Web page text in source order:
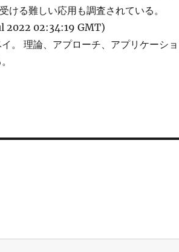
ける難しい応用も調査されている。
2022 02:34:19 GMT)
。 理論、アプローチ、アプリケーショ